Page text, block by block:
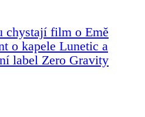
chystají film o Emě
o kapele Lunetic a
label Zero Gravity